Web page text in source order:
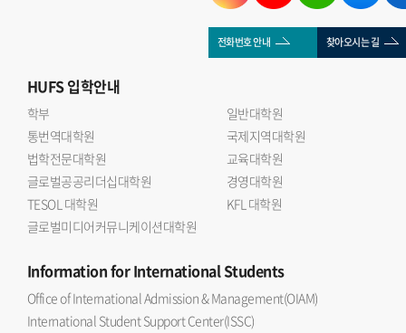
전화번호 안내 찾아오시는 길
HUFS입학안내
학부
일반대학원
통번역대학원
국제지역대학원
법학전문대학원
교육대학원
글로벌공공리더십대학원
경영대학원
TESOL 대학원
KFL 대학원
글로벌미디어커뮤니케이션대학원
Informationfor International Students
Office of International Admission & Management(OIAM)
International Student Support Center(ISSC)